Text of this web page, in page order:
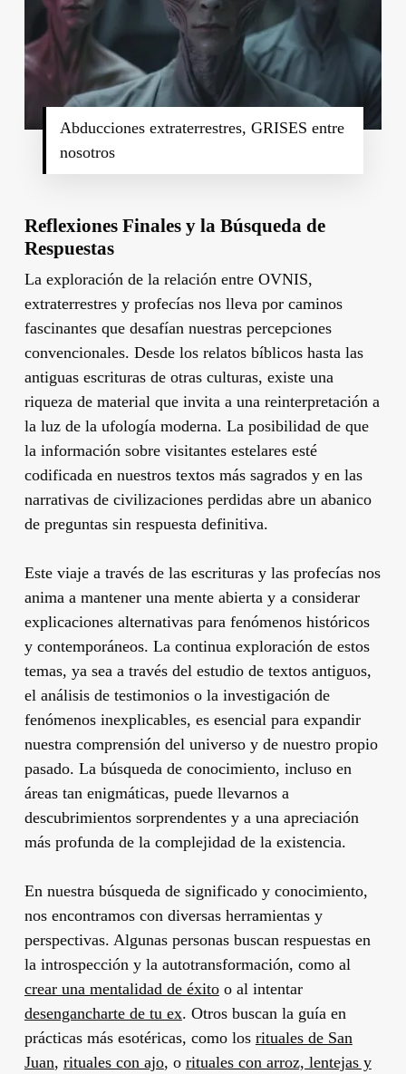
Abducciones extraterrestres, GRISES entre
nosotros
Reflexiones Finales y la Búsqueda de
Respuestas
La exploración de la relación entre OVNIS,
extraterrestres y profecías nos lleva por caminos
fascinantes que desafían nuestras percepciones
convencionales. Desde los relatos bíblicos hasta las
antiguas escrituras de otras culturas, existe una
riqueza de material que invita a una reinterpretación a
la luz de la ufología moderna. La posibilidad de que
la información sobre visitantes estelares esté
codificada en nuestros textos más sagrados y en las
narrativas de civilizaciones perdidas abre un abanico
de preguntas sin respuesta definitiva.
Este viaje a través de las escrituras y las profecías nos
anima a mantener una mente abierta y a considerar
explicaciones alternativas para fenómenos históricos
y contemporáneos. La continua exploración de estos
temas, ya sea a través del estudio de textos antiguos,
el análisis de testimonios o la investigación de
fenómenos inexplicables, es esencial para expandir
nuestra comprensión del universo y de nuestro propio
pasado. La búsqueda de conocimiento, incluso en
áreas tan enigmáticas, puede llevarnos a
descubrimientos sorprendentes y a una apreciación
más profunda de la complejidad de la existencia.
En nuestra búsqueda de significado y conocimiento,
nos encontramos con diversas herramientas y
perspectivas. Algunas personas buscan respuestas en
la introspección y la autotransformación, como al
crear una mentalidad de éxitoo al intentar
desengancharte de tu ex. Otros buscan la guía en
prácticas más esotéricas, como los rituales de San
Juan, rituales con ajo, o rituales con arroz, lentejas y